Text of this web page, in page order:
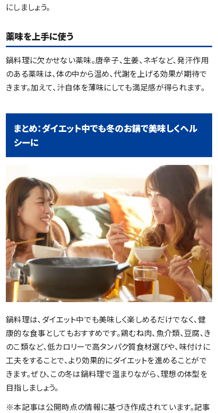
にしましょう。
薬味を上手に使う
鍋料理に欠かせない薬味。唐辛子、生姜、ネギなど、発汗作用
のある薬味は、体の中から温め、代謝を上げる効果が期待で
きます。加えて、汁自体を薄味にしても満足感が得られます。
まとめ：ダイエット中でも冬のお鍋で美味しくヘル
シーに
鍋料理は、ダイエット中でも美味しく楽しめるだけでなく、健
康的な食事としてもおすすめです。鶏むね肉、魚介類、豆腐、き
のこ類など、低カロリーで高タンパク質食材選びや、味付けに
工夫をすることで、より効果的にダイエットを進めることがで
きます。ぜひ、この冬は鍋料理で温まりながら、理想の体型を
目指しましょう。
※本記事は公開時点の情報に基づき作成されています。記事